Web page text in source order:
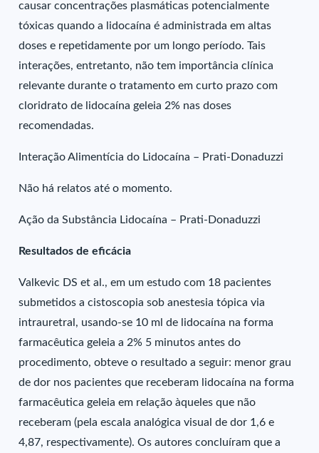
causar concentrações plasmáticas potencialmente
tóxicas quando a lidocaína é administrada em altas
doses e repetidamente por um longo período. Tais
interações, entretanto, não tem importância clínica
relevante durante o tratamento em curto prazo com
cloridrato de lidocaína geleia 2% nas doses
recomendadas.
Interação Alimentícia do Lidocaína – Prati-Donaduzzi
Não há relatos até o momento.
Ação da Substância Lidocaína – Prati-Donaduzzi
Resultados de eficácia
Valkevic DS et al., em um estudo com 18 pacientes
submetidos a cistoscopia sob anestesia tópica via
intrauretral, usando-se 10 ml de lidocaína na forma
farmacêutica geleia a 2% 5 minutos antes do
procedimento, obteve o resultado a seguir: menor grau
de dor nos pacientes que receberam lidocaína na forma
farmacêutica geleia em relação àqueles que não
receberam (pela escala analógica visual de dor 1,6 e
4,87, respectivamente). Os autores concluíram que a